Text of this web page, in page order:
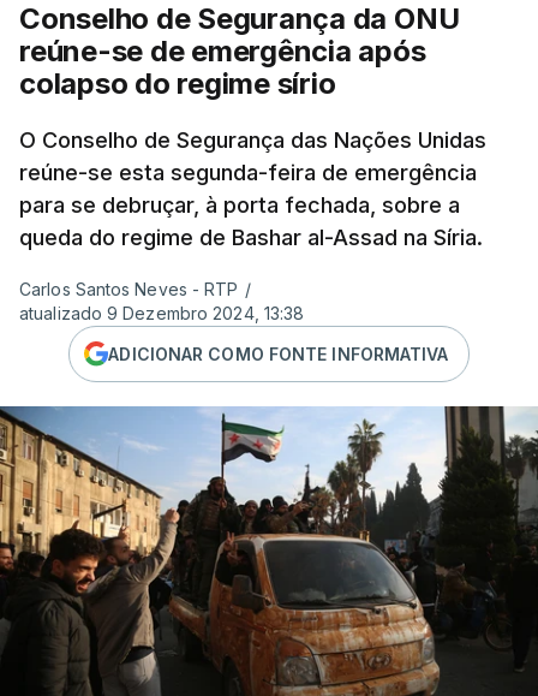
Conselho de Segurança da ONU
reúne-se de emergência após
colapso do regime sírio
O Conselho de Segurança das Nações Unidas
reúne-se esta segunda-feira de emergência
para se debruçar, à porta fechada, sobre a
queda do regime de Bashar al-Assad na Síria.
Carlos Santos Neves - RTP /
atualizado 9 Dezembro 2024, 13:38
ADICIONAR COMO FONTE INFORMATIVA